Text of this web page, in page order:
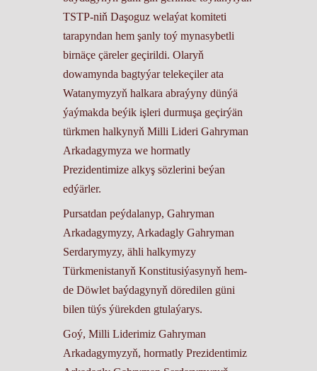
TSTP-niň Daşoguz welaýat komiteti
tarapyndan hem şanly toý mynasybetli
birnäçe çäreler geçirildi. Olaryň
dowamynda bagtyýar telekeçiler ata
Watanymyzyň halkara abraýyny dünýä
ýaýmakda beýik işleri durmuşa geçirýän
türkmen halkynyň Milli Lideri Gahryman
Arkadagymyza we hormatly
Prezidentimize alkyş sözlerini beýan
edýärler.
Pursatdan peýdalanyp, Gahryman
Arkadagymyzy, Arkadagly Gahryman
Serdarymyzy, ähli halkymyzy
Türkmenistanyň Konstitusiýasynyň hem-
de Döwlet baýdagynyň döredilen güni
bilen tüýs ýürekden gtulaýarys.
Goý, Milli Liderimiz Gahryman
Arkadagymyzyň, hormatly Prezidentimiz